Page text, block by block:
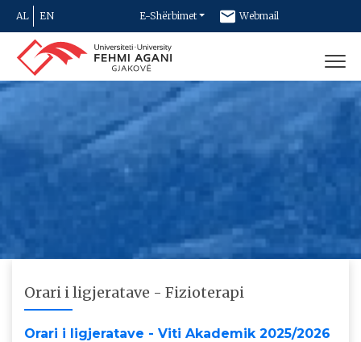
AL EN E-Shërbimet Webmail
Newsletter
Orari i ligjeratave - Fizioterapi
Orari i ligjeratave - Viti Akademik 2025/2026